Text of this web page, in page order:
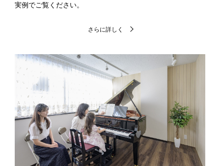
実例でご覧ください。
さらに詳しく